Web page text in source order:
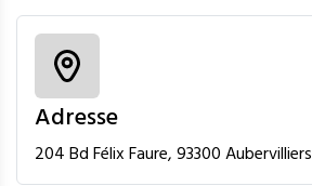
Adresse
204 Bd Félix Faure, 93300 Aubervilliers